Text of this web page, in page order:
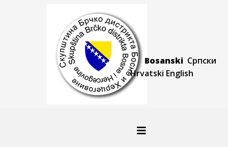
Bosanski Српски
Hrvatski English